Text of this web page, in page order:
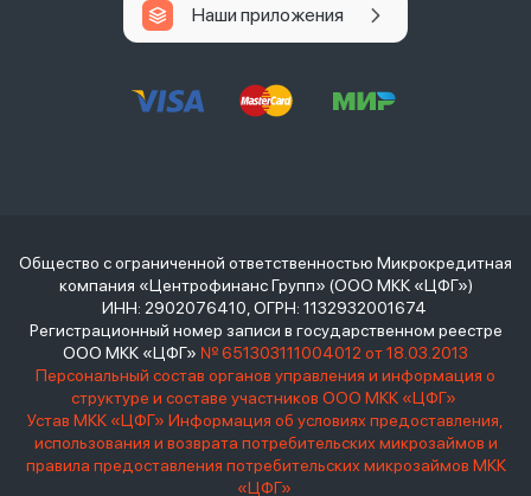
Наши приложения
Общество с ограниченной ответственностью Микрокредитная
компания «Центрофинанс Групп» (ООО МКК «ЦФГ»)
ИНН: 2902076410, ОГРН: 1132932001674
Регистрационный номер записи в государственном реестре
ООО МКК «ЦФГ» № 651303111004012 от 18.03.2013
Персональный состав органов управления и информация о
структуре и составе участников ООО МКК «ЦФГ»
Устав МКК «ЦФГ» Информация об условиях предоставления,
использования и возврата потребительских микрозаймов и
правила предоставления потребительских микрозаймов МКК
«ЦФГ»